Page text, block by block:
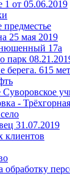
1 от 05.06.2019
предместье
25 мая 2019
17а
парк
берега. 615
Суворовское
-
31.07.2019
обработку